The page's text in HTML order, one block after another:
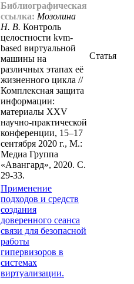
Библиографическая
ссылка: Мозолина
Н. В. Контроль
целостности kvm-
based виртуальной
машины на
различных этапах её
жизненного цикла //
Комплексная защита
информации:
материалы XXV
научно-практической
конференции, 15–17
сентября 2020 г., М.:
Медиа Группа
«Авангард», 2020. С.
29-33.
Статья
Применение
подходов и средств
создания
доверенного сеанса
связи для безопасной
работы
гипервизоров в
системах
виртуализации.